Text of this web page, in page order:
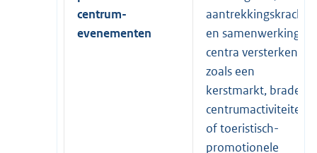
centrum-
evenementen
aantrekkingskracht
en samenwerking in
centra versterken,
zoals een
kerstmarkt, braderie,
centrumactiviteiten
of toeristisch-
promotionele